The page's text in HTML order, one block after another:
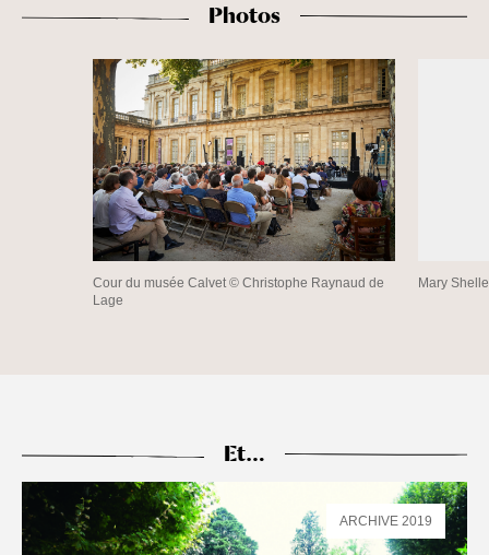
Photos
Cour du musée Calvet © Christophe Raynaud de
Lage
Mary
Et…
ARCHIVE 2019